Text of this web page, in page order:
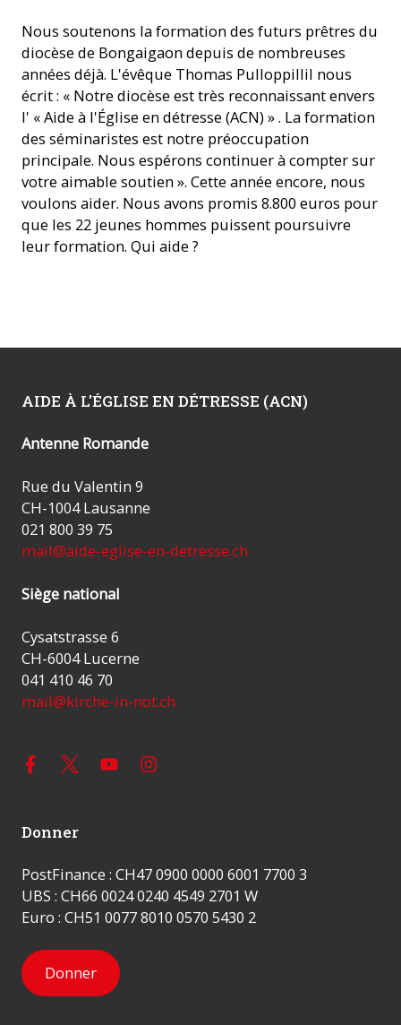
Nous soutenons la formation des futurs prêtres du
diocèse de Bongaigaon depuis de nombreuses
années déjà. L'évêque Thomas Pulloppillil nous
écrit : « Notre diocèse est très reconnaissant envers
l' « Aide à l'Église en détresse (ACN) » . La formation
des séminaristes est notre préoccupation
principale. Nous espérons continuer à compter sur
votre aimable soutien ». Cette année encore, nous
voulons aider. Nous avons promis 8.800 euros pour
que les 22 jeunes hommes puissent poursuivre
leur formation. Qui aide ?
AIDE À L'ÉGLISE EN DÉTRESSE (ACN)
Antenne Romande
Rue du Valentin 9
CH-1004 Lausanne
021 800 39 75
mail@aide-eglise-en-detresse.ch
Siège national
Cysatstrasse 6
CH-6004 Lucerne
041 410 46 70
mail@kirche-in-not.ch
Donner
PostFinance : CH47 0900 0000 6001 7700 3
UBS : CH66 0024 0240 4549 2701 W
Euro : CH51 0077 8010 0570 5430 2
Donner